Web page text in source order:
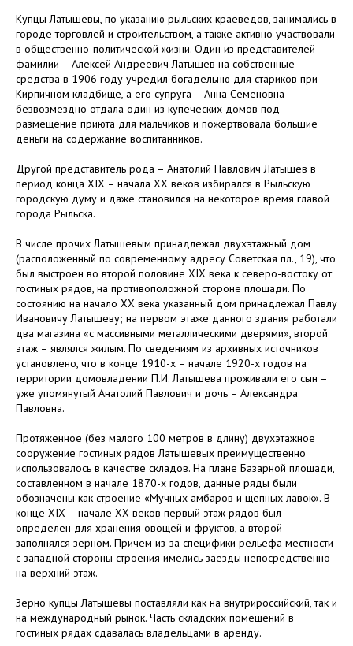
Купцы Латышевы, по указанию рыльских краеведов, занимались в
городе торговлей и строительством, а также активно участвовали
в общественно-политической жизни. Один из представителей
фамилии – Алексей Андреевич Латышев на собственные
средства в 1906 году учредил богадельню для стариков при
Кирпичном кладбище, а его супруга – Анна Семеновна
безвозмездно отдала один из купеческих домов под
размещение приюта для мальчиков и пожертвовала большие
деньги на содержание воспитанников.
Другой представитель рода – Анатолий Павлович Латышев в
период конца XIX – начала XX веков избирался в Рыльскую
городскую думу и даже становился на некоторое время главой
города Рыльска.
В числе прочих Латышевым принадлежал двухэтажный дом
(расположенный по современному адресу Советская пл., 19), что
был выстроен во второй половине XIX века к северо-востоку от
гостиных рядов, на противоположной стороне площади. По
состоянию на начало XX века указанный дом принадлежал Павлу
Ивановичу Латышеву; на первом этаже данного здания работали
два магазина «с массивными металлическими дверями», второй
этаж – являлся жилым. По сведениям из архивных источников
установлено, что в конце 1910-х – начале 1920-х годов на
территории домовладении П.И. Латышева проживали его сын –
уже упомянутый Анатолий Павлович и дочь – Александра
Павловна.
Протяженное (без малого 100 метров в длину) двухэтажное
сооружение гостиных рядов Латышевых преимущественно
использовалось в качестве складов. На плане Базарной площади,
составленном в начале 1870-х годов, данные ряды были
обозначены как строение «Мучных амбаров и щепных лавок». В
конце XIX – начале XX веков первый этаж рядов был
определен для хранения овощей и фруктов, а второй –
заполнялся зерном. Причем из-за специфики рельефа местности
с западной стороны строения имелись заезды непосредственно
на верхний этаж.
Зерно купцы Латышевы поставляли как на внутрироссийский, так и
на международный рынок. Часть складских помещений в
гостиных рядах сдавалась владельцами в аренду.